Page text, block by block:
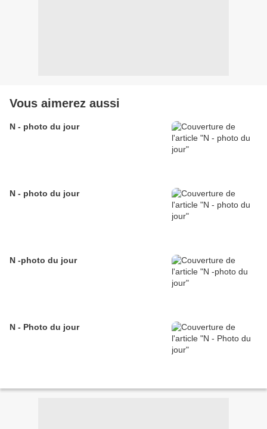
Vous aimerez aussi
N - photo du jour
N - photo du jour
N -photo du jour
N - Photo du jour